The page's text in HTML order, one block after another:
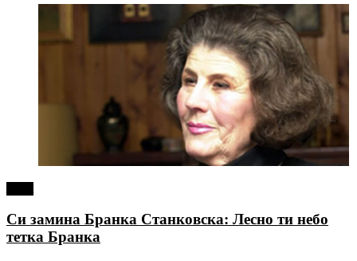
Си замина Бранка Станковска: Лесно ти небо
тетка Бранка